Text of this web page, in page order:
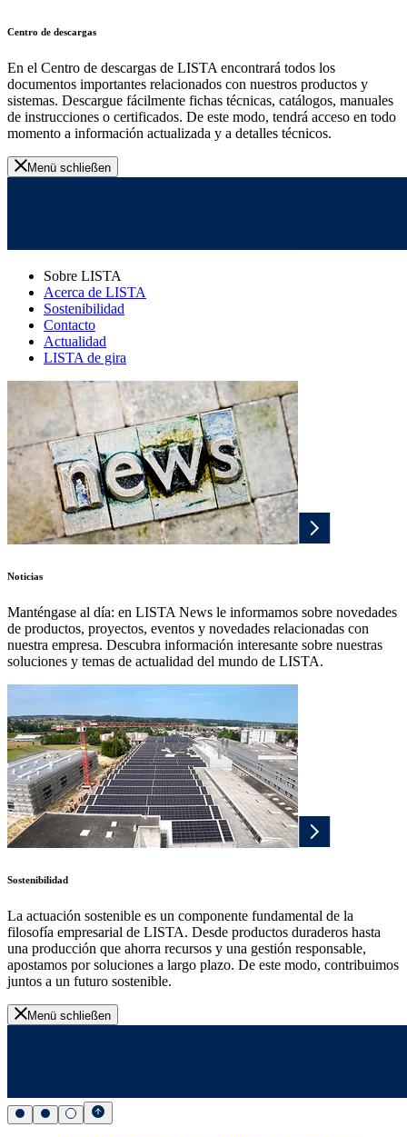
Centro de descargas
En el Centro de descargas de LISTA encontrará todos los
documentos importantes relacionados con nuestros productos y
sistemas. Descargue fácilmente fichas técnicas, catálogos, manuales
de instrucciones o certificados. De este modo, tendrá acceso en todo
momento a información actualizada y a detalles técnicos.
Menü schließen
Sobre LISTA
Acerca de LISTA
Sostenibilidad
Contacto
Actualidad
LISTA de gira
Noticias
Manténgase al día: en LISTA News le informamos sobre novedades
de productos, proyectos, eventos y novedades relacionadas con
nuestra empresa. Descubra información interesante sobre nuestras
soluciones y temas de actualidad del mundo de LISTA.
Sostenibilidad
La actuación sostenible es un componente fundamental de la
filosofía empresarial de LISTA. Desde productos duraderos hasta
una producción que ahorra recursos y una gestión responsable,
apostamos por soluciones a largo plazo. De este modo, contribuimos
juntos a un futuro sostenible.
Menü schließen